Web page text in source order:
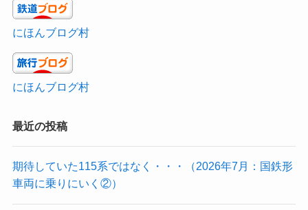
にほんブログ村
にほんブログ村
最近の投稿
期待していた115系ではなく・・・（2026年7月：国鉄形
車両に乗りにいく②）